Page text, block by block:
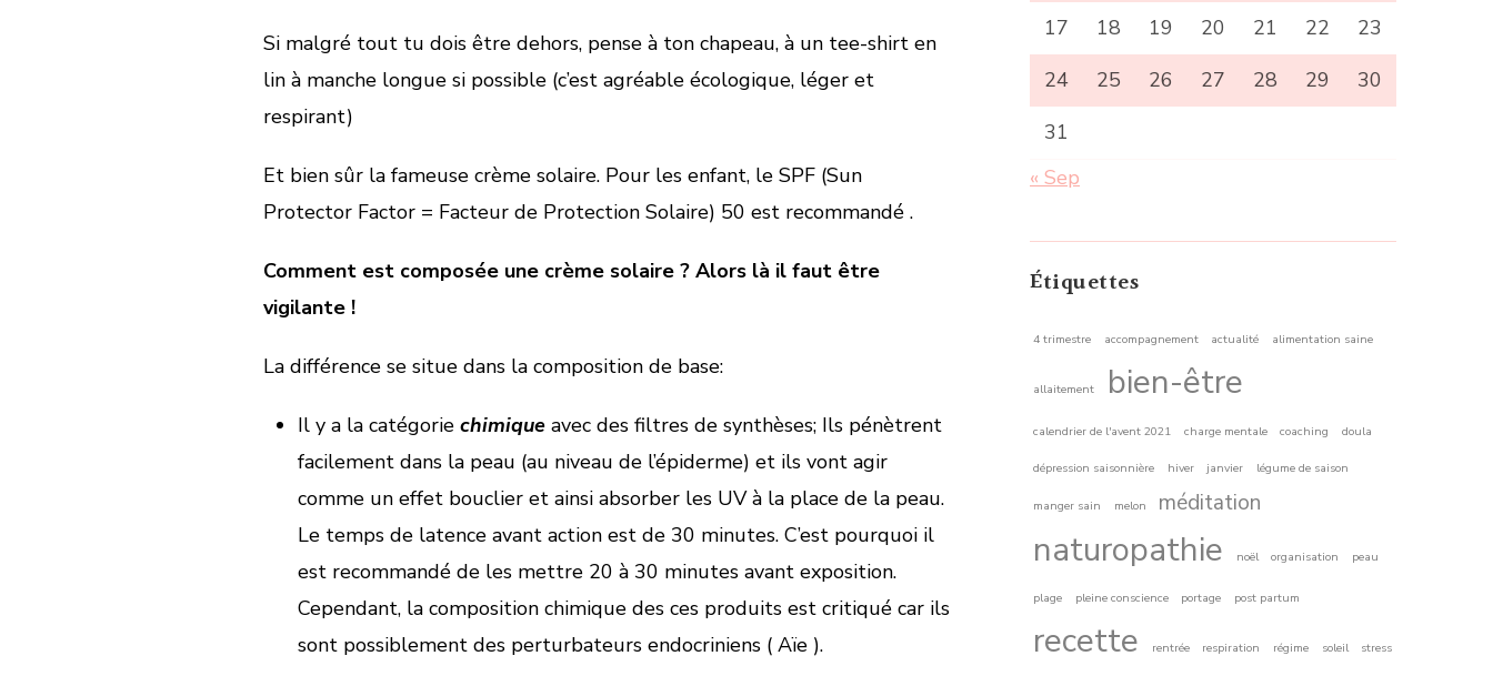
Si malgré tout tu dois être dehors, pense à ton chapeau, à un tee-shirt en
lin à manche longue si possible (c’est agréable écologique, léger et
respirant)
Et bien sûr la fameuse crème solaire. Pour les enfant, le SPF (Sun
Protector Factor = Facteur de Protection Solaire) 50 est recommandé .
Comment est composée une crème solaire ? Alors là il faut être
vigilante !
La différence se situe dans la composition de base:
Il y a la catégorie chimique avec des filtres de synthèses; Ils pénètrent
facilement dans la peau (au niveau de l’épiderme) et ils vont agir
comme un effet bouclier et ainsi absorber les UV à la place de la peau.
Le temps de latence avant action est de 30 minutes. C’est pourquoi il
est recommandé de les mettre 20 à 30 minutes avant exposition.
Cependant, la composition chimique des ces produits est critiqué car ils
sont possiblement des perturbateurs endocriniens ( Aïe ).
17
18 19 20 21 22
23
24
25 26 27 28 29
30
31
« Sep
Étiquettes
4 trimestre accompagnement actualité alimentation saine
allaitement bien-être
calendrier de l'avent 2021 charge mentale coaching doula
dépression saisonnière hiver janvier légume de saison
manger sain melon méditation
naturopathie noël organisation peau
plage pleine conscience portage post partum
recette rentrée respiration régime soleil stress